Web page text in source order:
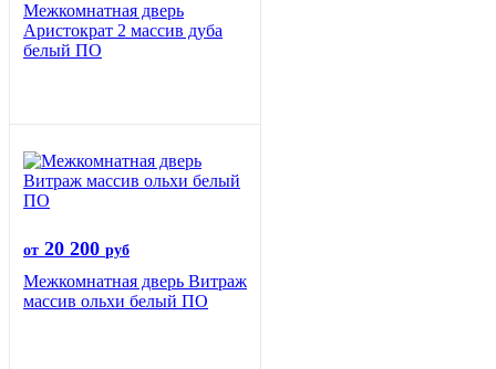
Межкомнатная дверь
Аристократ 2 массив дуба
белый ПО
от 20 200 руб
Межкомнатная дверь Витраж
массив ольхи белый ПО